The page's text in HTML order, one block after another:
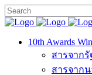
10th Awards
สารจาก
สารจาก